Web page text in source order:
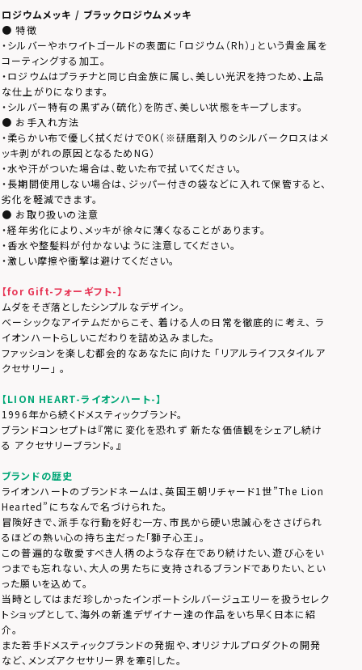
ロジウムメッキ / ブラックロジウムメッキ
● 特徴
・シルバーやホワイトゴールドの表面に「ロジウム（Rh）」という貴金属を
コーティングする加工。
・ロジウムはプラチナと同じ白金族に属し、美しい光沢を持つため、上品
な仕上がりになります。
・シルバー特有の黒ずみ（硫化）を防ぎ、美しい状態をキープします。
● お手入れ方法
・柔らかい布で優しく拭くだけでOK（※研磨剤入りのシルバークロスはメ
ッキ剥がれの原因となるためNG）
・水や汗がついた場合は、乾いた布で拭いてください。
・長期間使用しない場合は、ジッパー付きの袋などに入れて保管すると、
劣化を軽減できます。
● お取り扱いの注意
・経年劣化により、メッキが徐々に薄くなることがあります。
・香水や整髪料が付かないように注意してください。
・激しい摩擦や衝撃は避けてください。
【for Gift-フォーギフト-】
ムダをそぎ落としたシンプルなデザイン。
ベーシックなアイテムだからこそ、 着ける人の日常を徹底的に考え、 ラ
イオンハートらしいこだわりを詰め込みました。
ファッションを楽しむ都会的なあなたに向けた 「リアルライフスタイルア
クセサリー」 。
【LION HEART-ライオンハート-】
1996年から続くドメスティックブランド。
ブランドコンセプトは『常に変化を恐れず 新たな価値観をシェアし続け
る アクセサリーブランド。』
ブランドの歴史
ライオンハートのブランドネームは、英国王朝リチャード1世”The Lion
Hearted”にちなんで名づけられた。
冒険好きで、派手な行動を好む一方、市民から硬い忠誠心をささげられ
るほどの熱い心の持ち主だった「獅子心王」。
この普遍的な敬愛すべき人柄のような存在であり続けたい、遊び心をい
つまでも忘れない、大人の男たちに支持されるブランドでありたい、とい
った願いを込めて。
当時としてはまだ珍しかったインポートシルバージュエリーを扱うセレク
トショップとして、海外の新進デザイナー達の作品をいち早く日本に紹
介。
また若手ドメスティックブランドの発掘や、オリジナルプロダクトの開発
など、メンズアクセサリー界を牽引した。